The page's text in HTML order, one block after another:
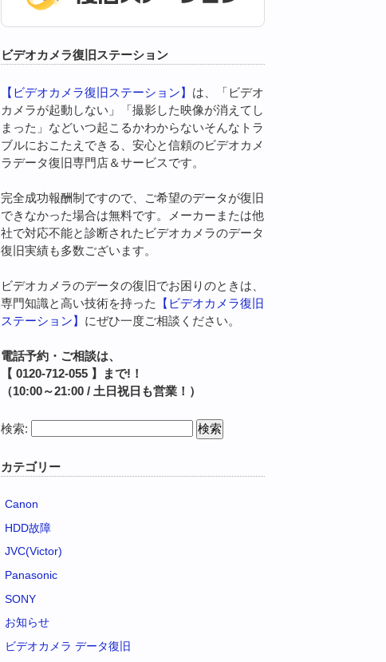
ビデオカメラ復旧ステーション
【ビデオカメラ復旧ステーション】 は、「ビデオ
カメラが起動しない」「撮影した映像が消えてし
まった」などいつ起こるかわからないそんなトラ
ブルにおこたえできる、安心と信頼のビデオカメ
ラデータ復旧専門店＆サービスです。
完全成功報酬制ですので、ご希望のデータが復旧
できなかった場合は無料です。メーカーまたは他
社で対応不能と診断されたビデオカメラのデータ
復旧実績も多数ございます。
ビデオカメラのデータの復旧でお困りのときは、
専門知識と高い技術を持った
【ビデオカメラ復旧
ステーション】 にぜひ一度ご相談ください。
電話予約・ご相談は、
【 0120-712-055 】まで!！
（10:00～21:00 / 土日祝日も営業！）
検索:
カテゴリー
Canon
HDD故障
JVC(Victor)
Panasonic
SONY
お知らせ
ビデオカメラ データ復旧